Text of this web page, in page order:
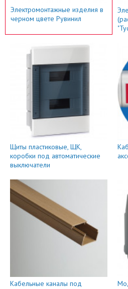
Электромонтажные изделия в
черном цвете Рувинил
Щиты пластиковые, ЩК,
коробки под автоматические
выключатели
Кабельные каналы под